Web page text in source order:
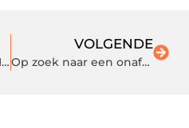
Een ervaren coach in Nijmegen helpt je verder
VOLGENDE
Op zoek naar een onafhankelijke hypotheekadviseur in Breda?